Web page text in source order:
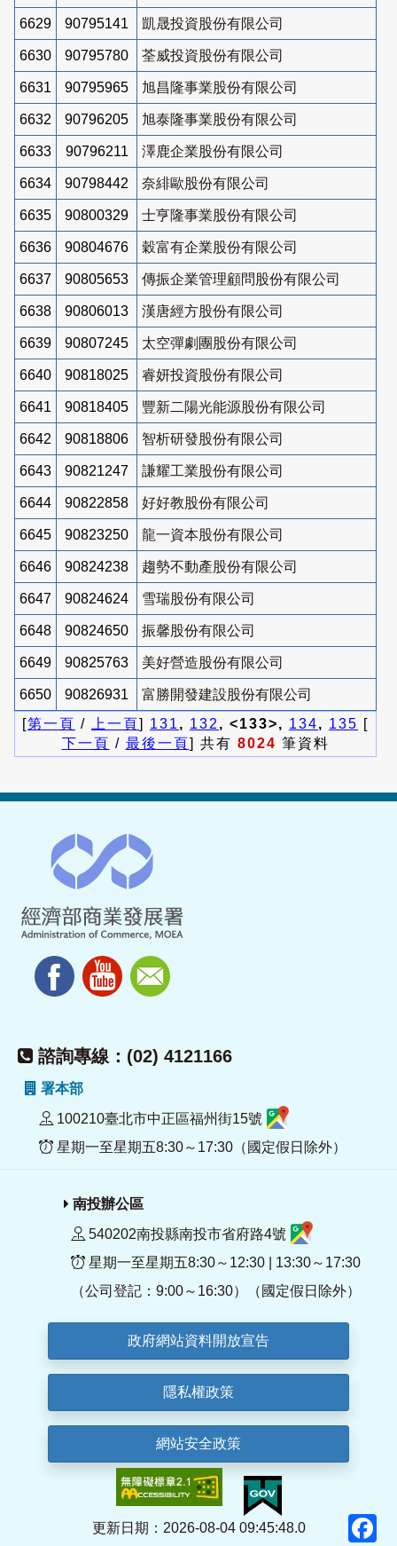
6629 90795141 凱晟投資股份有限公司
6630 90795780 荃威投資股份有限公司
6631 90795965 旭昌隆事業股份有限公司
6632 90796205 旭泰隆事業股份有限公司
6633 90796211 澤鹿企業股份有限公司
6634 90798442 奈緋歐股份有限公司
6635 90800329 士亨隆事業股份有限公司
6636 90804676 穀富有企業股份有限公司
6637 90805653 傳振企業管理顧問股份有限公司
6638 90806013 漢唐經方股份有限公司
6639 90807245 太空彈劇團股份有限公司
6640 90818025 睿妍投資股份有限公司
6641 90818405 豐新二陽光能源股份有限公司
6642 90818806 智析研發股份有限公司
6643 90821247 謙耀工業股份有限公司
6644 90822858 好好教股份有限公司
6645 90823250 龍一資本股份有限公司
6646 90824238 趨勢不動產股份有限公司
6647 90824624 雪瑞股份有限公司
6648 90824650 振馨股份有限公司
6649 90825763 美好營造股份有限公司
6650 90826931
富勝開發建設股份有限公司
[第一頁 / 上一頁] 131 , 132 , <133>, 134, 135 [
下一頁 / 最後一頁] 共有 8024 筆資料
諮詢專線：(02) 4121166
署本部
100210臺北市中正區福州街15號
星期一至星期五8:30～17:30（國定假日除外）
南投辦公區
540202南投縣南投市省府路4號
星期一至星期五8:30～12:30 | 13:30～17:30
（公司登記：9:00～16:30）（國定假日除外）
政府網站資料開放宣告
隱私權政策
網站安全政策
更新日期：2026-08-04 09:45:48.0